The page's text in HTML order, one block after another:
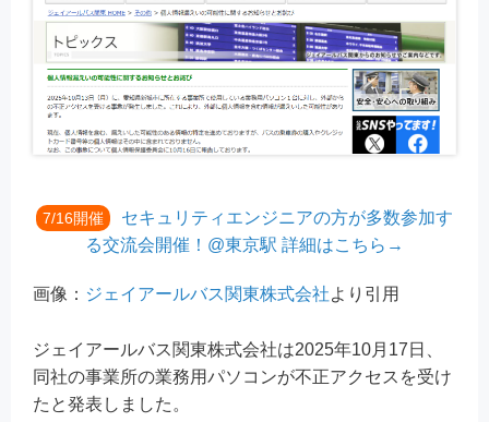
7/16開催
セキュリティエンジニアの方が多数参加す
る交流会開催！@東京駅 詳細はこちら→
画像： ジェイアールバス関東株式会社より引用
ジェイアールバス関東株式会社は2025年10月17日、
同社の事業所の業務用パソコンが不正アクセスを受け
たと発表しました。